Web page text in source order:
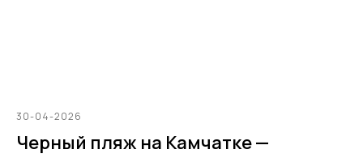
30-04-2026
Черный пляж на Камчатке —